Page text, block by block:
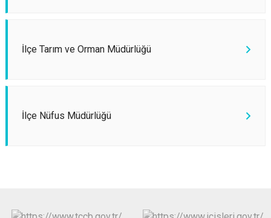
İlçe Tarım ve Orman Müdürlüğü
İlçe Nüfus Müdürlüğü